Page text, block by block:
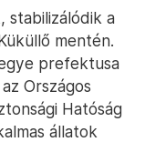
stabilizálódik a
mentén.
prefektusa
az Országos
Hatóság
állatok